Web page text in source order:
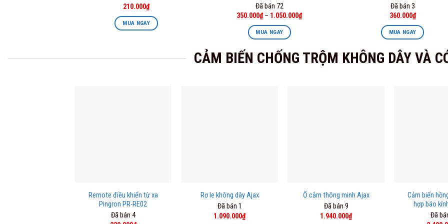
Original
was:
320.000₫.
210.000₫Current
price
is:
210.000₫.
MUA NGAY
Đã bán 72
350.000₫– 1.050.000₫
MUA NGAY
product
Đã bán 3
Original
was:
400.000₫.
360.000₫Current
price
is:
360.000₫.
MUA NGAY
CẢM BIẾN CHỐNG TRỘM KHÔNG DÂY VÀ
Remote điều khiển từ xa
Pingron PR-RE02
Đã bán 4
Rơ le không dây Ajax
Đã bán 1
Original
1.090.000₫Current
Ổ cắm thông minh Ajax
Đã bán 9
Original
1.940.000₫Current
Cảm biến
hợp báo
Đã